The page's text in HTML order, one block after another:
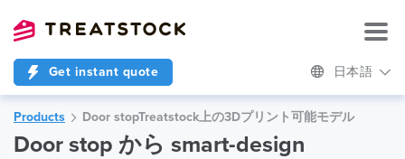
Get instant quote 日本語
Products Door stopTreatstock上の3Dプリント可能モデル
Door stop から smart-design